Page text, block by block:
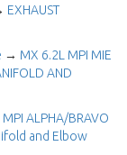
EXHAUST
→ MX 6.2L MPI MIE
AND
MPI ALPHA/BRAVO
and Elbow